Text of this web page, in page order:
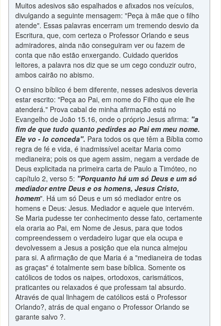
Muitos adesivos são espalhados e afixados nos veículos,
divulgando a seguinte mensagem: "Peça à mãe que o filho
atende". Essas palavras encerram um tremendo desvio da
Escritura, que, com certeza o Professor Orlando e seus
admiradores, ainda não conseguiram ver ou fazem de
conta que não estão enxergando. Cuidado queridos
leitores, a palavra nos diz que se um cego conduzir outro,
ambos cairão no abismo.
O ensino bíblico é bem diferente, nesses adesivos deveria
estar escrito: "Peça ao Pai, em nome do Filho que ele lhe
atenderá." Prova cabal de minha afirmação está no
Evangelho de João 15.16, onde o próprio Jesus afirma: "a
fim de que tudo quanto pedirdes ao Pai em meu nome.
Ele vo - lo conceda". Para todos os que têm a Bíblia como
regra de fé e vida, é inadmissível aceitar Maria como
medianeira; pois os que agem assim, negam a verdade de
Deus explicitada na primeira carta de Paulo a Timóteo, no
capítulo 2, verso 5: "Porquanto há um só Deus e um só
mediador entre Deus e os homens, Jesus Cristo,
homem". Há um só Deus e um só mediador entre os
homens e Deus: Jesus. Mediador e aquele que intervém.
Se Maria pudesse ter conhecimento desse fato, certamente
ela oraria ao Pai, em Nome de Jesus, para que todos
compreendessem o verdadeiro lugar que ela ocupa e
devolvessem a Jesus a posição que ela nunca almejou
para si. A afirmação de que Maria é a "medianeira de todas
as graças" é totalmente sem base bíblica. Somente os
católicos de todos os naipes, ortodoxos, carismáticos,
praticantes ou relaxados é que professam tal absurdo.
Através de qual linhagem de católicos está o Professor
Orlando?, atrás de qual engano o Professor Orlando se
garante salvo ?.